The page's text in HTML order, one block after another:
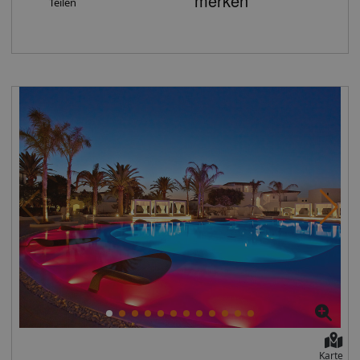
Toyota Aygo, Citroen C1 oder ähnlich Fahrer: 21 Jahre,
inklusive Tankregelung: Das Auto wird mit vollem Tank
Kosten für die erste Tankfüllung sind vor Ort bei
Abnahme des Autos zu entrichten.
Versicherungskonditionen: -Haftpflichtversicherung -
Vollkaskoversicherung ohne Selbstbeteiligung
ausgenommen Unterboden- und Reifenschäden. Vor
Ort kann gegen eine Gebühr in Höhe von 3 EUR pro Tag
plus Taxes 24% eine Unterboden- und
Reifenversicherung abgeschlossen werden. -
Diebstahlversicherung Wichtige Hinweise: •Grundlage
für den Versicherungsschutz sind die lokalen
gesetzlichen Bestimmungen und Vertragsbedingungen.
•Verkehrsstrafen, Abschleppkosten und Benzin gehen
zu Lasten des Mieters. •Unfälle, Diebstähle und Schäden
durch Vandalismus müssen unverzüglich bei der Polizei
und beim Vermieter gemeldet werden •Nicht versichert
Gästenamen und die Lage des Zimmers. Ausstatung:
Ihre Unterkunft der Mittelklasse ist besonders für
verfügt über einen Pool (Süsswasserpool, Kinderpool).
Am Pool sind Badetücher gegen Gebühr , Liegen und
Sonnenschirme kostenfrei erhältlich. Für Ihr leibliches
Wohl sorgen ein à la carte-Restaurant sowie eine Snack-
Bar. Die Lobby bietet WLAN gegen Gebühr. Außerdem
stehen Ihnen ein Aufenthaltsraum, Lesezimmer und
Fernsehzimmer zur Verfügung. Für zusätzlichen
Komfort sorgt ein Wäscheservice. In den Außenanlagen
befindet sich zudem eine Sonnenterrasse. Zu den
Einkaufsmöglichkeiten gehört ein Minimarkt. Als
Zahlungsmittel werden Kreditkarten akzeptiert. Liegen
und Sonnenschirme sind am Pool kostenfrei und am
Strand gegen Gebühr verfügbar. Das Hotel verfügt über
einen separaten Kinderpool. Unterkunft: AppartementsKarte